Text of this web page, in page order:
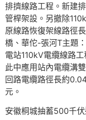
排擠線路工程。新建
管桿架設。另撤除
原線路恢復架線路徑
橋、華佗-張河T主題
電站110kV電纜線路
此中應用站內電纜溝
回路電纜路徑長約
元。
安徽桐城抽蓄500千